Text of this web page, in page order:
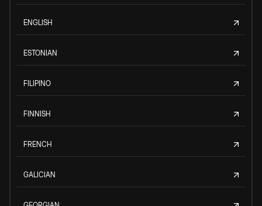
ENGLISH
ESTONIAN
FILIPINO
FINNISH
FRENCH
GALICIAN